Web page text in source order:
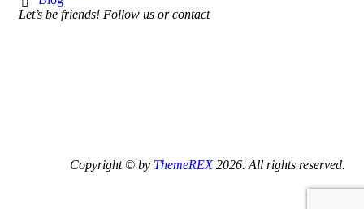
Let’s be friends! Follow us or contact
Copyright © by ThemeREX2026. All rights reserved.